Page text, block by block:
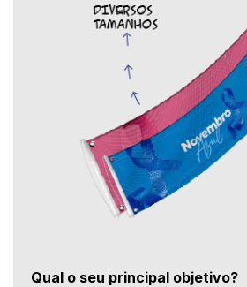
Qual o seu principal objetivo?